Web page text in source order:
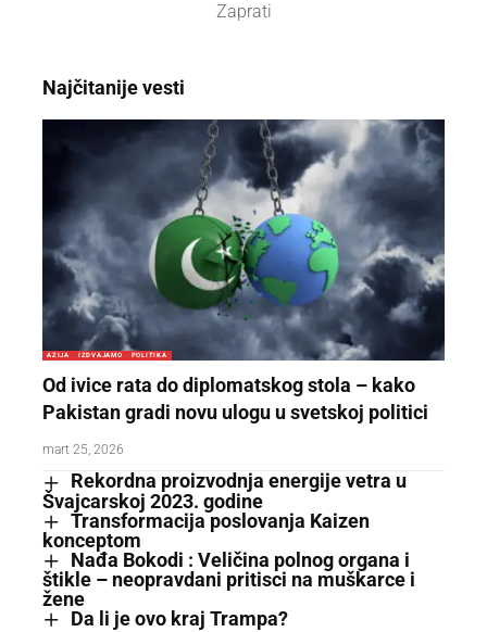
Zaprati
Najčitanije vesti
AZIJA IZDVAJAMO POLITIKA
Od ivice rata do diplomatskog stola – kako
Pakistan gradi novu ulogu u svetskoj politici
mart 25, 2026
Rekordna proizvodnja energije vetra u
Švajcarskoj 2023. godine
Transformacija poslovanja Kaizen
konceptom
Nađa Bokodi : Veličina polnog organa i
štikle – neopravdani pritisci na muškarce i
žene
Da li je ovo kraj Trampa?